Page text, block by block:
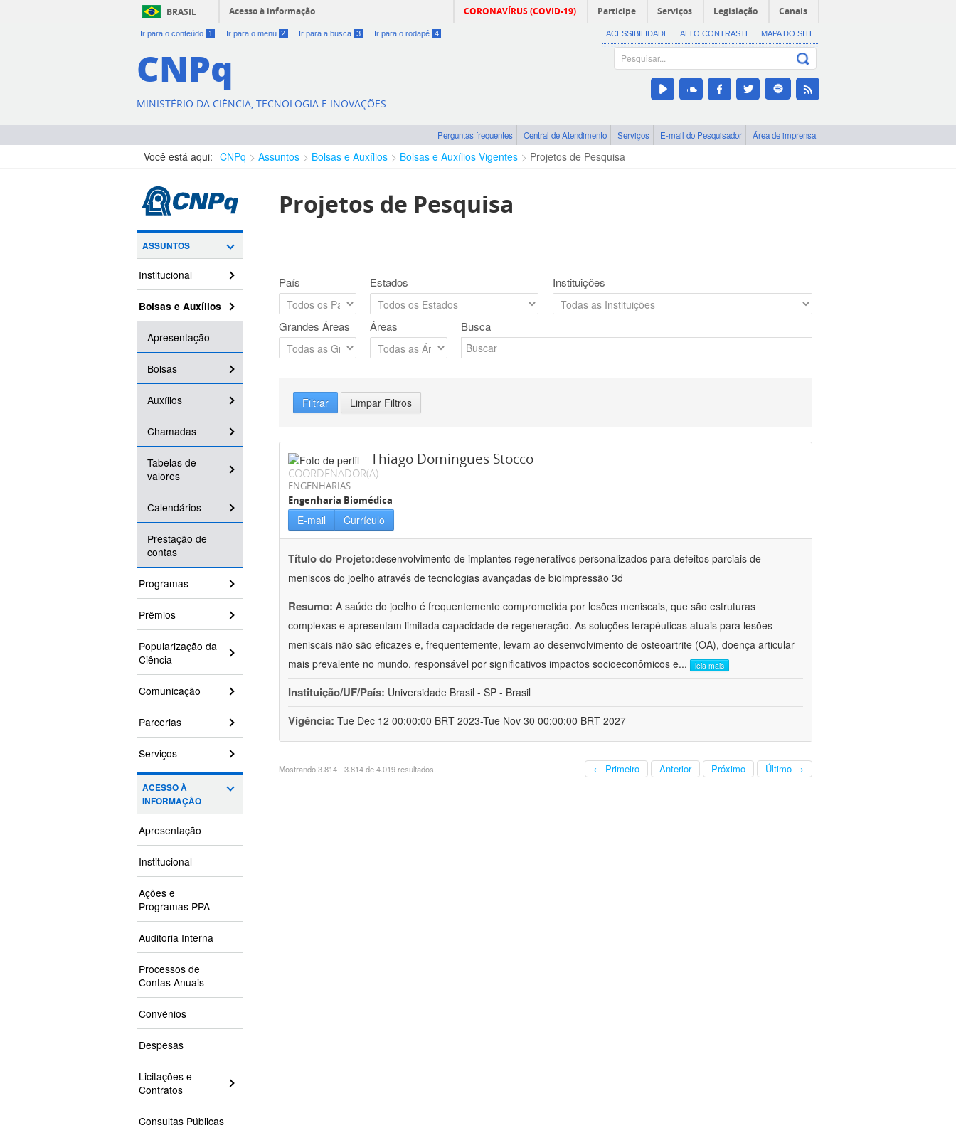
BRASIL Acesso à informação CORONAVÍRUS (COVID-19) Participe Serviços Legislação Canais
Ir para o conteúdo 1 Ir para o menu 2 Ir para a busca 3 Ir para o rodapé 4 ACESSIBILIDADE ALTO CONTRASTE MAPA DO SITE
CNPq
MINISTÉRIO DA CIÊNCIA, TECNOLOGIA E INOVAÇÕES
Perguntas frequentes Central de Atendimento Serviços E-mail do Pesquisador Área de imprensa
Você está aqui: CNPq Assuntos Bolsas e Auxílios Bolsas e Auxílios Vigentes Projetos de Pesquisa
ASSUNTOS
Institucional
Bolsas e Auxílios
Apresentação
Bolsas
Auxílios
Chamadas
Tabelas de
valores
Calendários
Prestação de
contas
Programas
Prêmios
Popularização da
Ciência
Comunicação
Parcerias
Serviços
ACESSO À
INFORMAÇÃO
Apresentação
Institucional
Ações e
Programas PPA
Auditoria Interna
Processos de
Contas Anuais
Convênios
Despesas
Licitações e
Contratos
Consultas Públicas
Projetos de Pesquisa
País Estados Instituições
Grandes Áreas Áreas Busca
Filtrar Limpar Filtros
Thiago Domingues Stocco
COORDENADOR(A)
ENGENHARIAS
Engenharia Biomédica
E-mail Currículo
Título do Projeto:desenvolvimento de implantes regenerativos personalizados para defeitos parciais de
meniscos do joelho através de tecnologias avançadas de bioimpressão 3d
Resumo: A saúde do joelho é frequentemente comprometida por lesões meniscais, que são estruturas
complexas e apresentam limitada capacidade de regeneração. As soluções terapêuticas atuais para lesões
meniscais não são eficazes e, frequentemente, levam ao desenvolvimento de osteoartrite (OA), doença articular
mais prevalente no mundo, responsável por significativos impactos socioeconômicos e... leia mais
Instituição/UF/País: Universidade Brasil - SP - Brasil
Vigência: Tue Dec 12 00:00:00 BRT 2023-Tue Nov 30 00:00:00 BRT 2027
Mostrando 3.814 - 3.814 de 4.019 resultados. ← Primeiro Anterior Próximo Último →